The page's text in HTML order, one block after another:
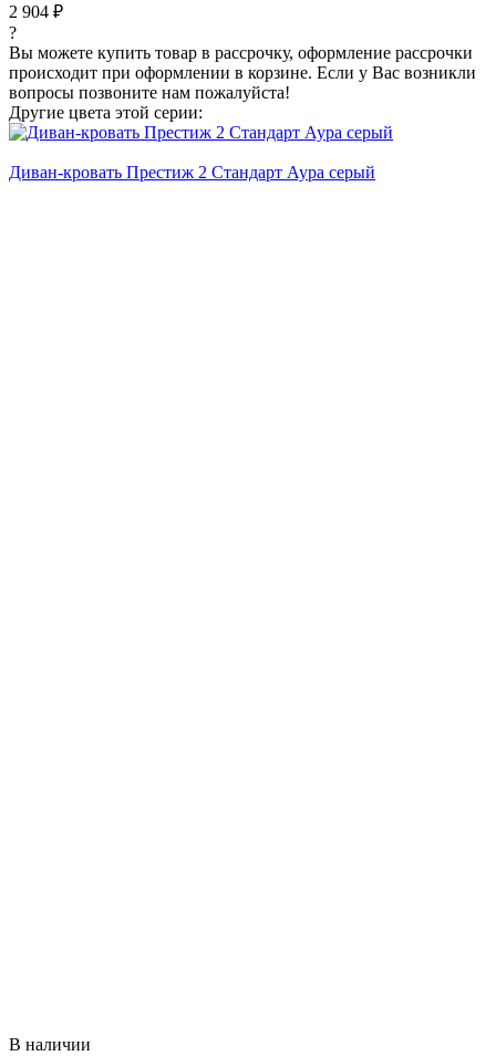
2 904 ₽
?
Вы можете купить товар в рассрочку, оформление рассрочки
происходит при оформлении в корзине. Если у Вас возникли
вопросы позвоните нам пожалуйста!
Другие цвета этой серии:
Диван-кровать Престиж 2 Стандарт Аура серый
В наличии